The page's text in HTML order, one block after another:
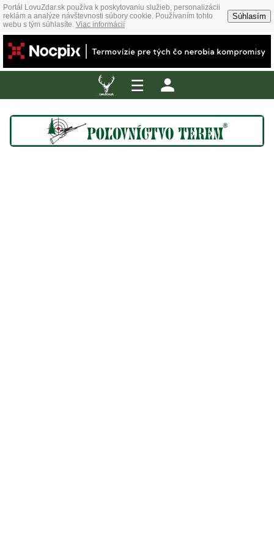
Portál LovuZdar.sk používa k poskytovaniu služieb, personalizácii
reklám a analýze návštevnosti súbory cookie. Používaním tohto
webu s tým súhlasíte. Viac informácií
Súhlasím
☰